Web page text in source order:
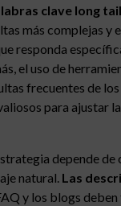
clave long tail
más complejas y
responda
el uso de
frecuentes de
para ajustar
depende de
natural. Las
y los blogs